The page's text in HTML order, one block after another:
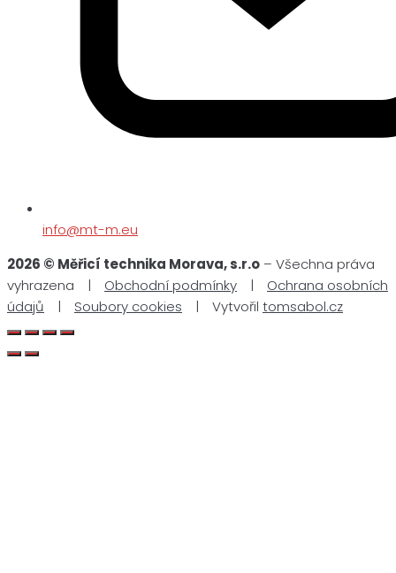
info@mt-m.eu
2026 © Měřicí technika Morava, s.r.o – Všechna práva
vyhrazena | Obchodní podmínky | Ochrana osobních
údajů | Soubory cookies | Vytvořil tomsabol.cz